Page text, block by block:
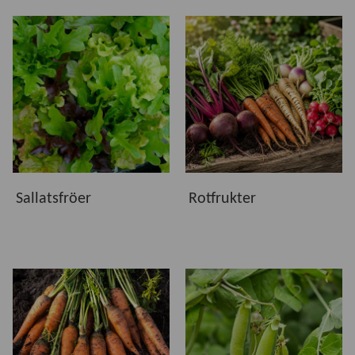
Snabb skörd– bladgrönt och vissa örter kan ge skörd
snabbt, medan många fruktgrönsaker tar längre tid.
Varför odla från frö?
Att odla från frö är ett enkelt sätt att få mer variation och
större kontroll. Du kan välja exakt de sorter du vill ha,
anpassa odlingen efter ditt utrymme och samtidigt skapa en
trädgård som passar din smak.
Större sortutbud
än färdiga plantor
Kort om att så fröer: förkultivering och
direktsådd
Sallatsfröer Rotfrukter